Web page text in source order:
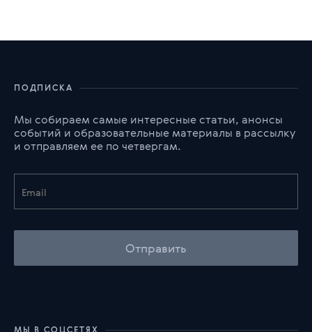
ПОДПИСКА
Мы собираем самые интересные статьи, анонсы
событий и образовательные материалы в рассылку
и отправляем ее по четвергам.
Отправить
МЫ В СОЦСЕТЯХ